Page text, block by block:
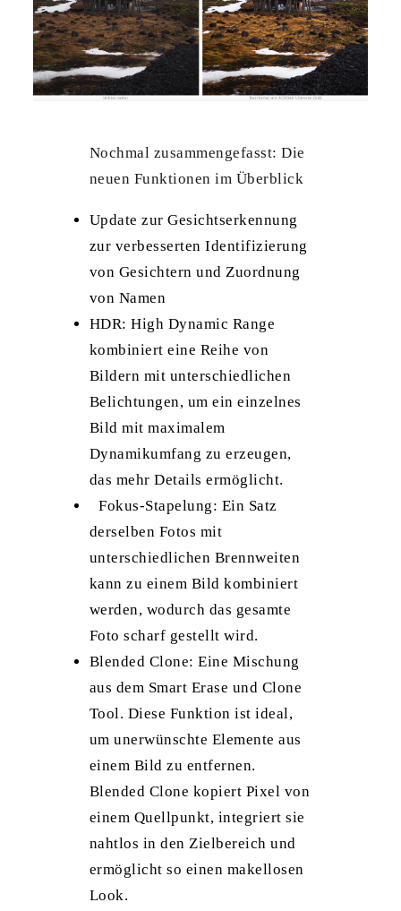
Nochmal zusammengefasst: Die
neuen Funktionen im Überblick
Update zur Gesichtserkennung
zur verbesserten Identifizierung
von Gesichtern und Zuordnung
von Namen
HDR: High Dynamic Range
kombiniert eine Reihe von
Bildern mit unterschiedlichen
Belichtungen, um ein einzelnes
Bild mit maximalem
Dynamikumfang zu erzeugen,
das mehr Details ermöglicht.
Fokus-Stapelung: Ein Satz
derselben Fotos mit
unterschiedlichen Brennweiten
kann zu einem Bild kombiniert
werden, wodurch das gesamte
Foto scharf gestellt wird.
Blended Clone: Eine Mischung
aus dem Smart Erase und Clone
Tool. Diese Funktion ist ideal,
um unerwünschte Elemente aus
einem Bild zu entfernen.
Blended Clone kopiert Pixel von
einem Quellpunkt, integriert sie
nahtlos in den Zielbereich und
ermöglicht so einen makellosen
Look.